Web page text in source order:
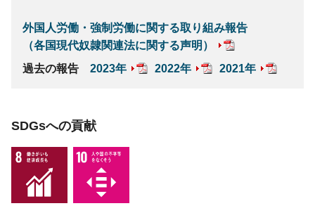
外国人労働・強制労働に関する取り組み報告
（各国現代奴隷関連法に関する声明）
過去の報告
2023年 2022年 2021年
SDGsへの貢献